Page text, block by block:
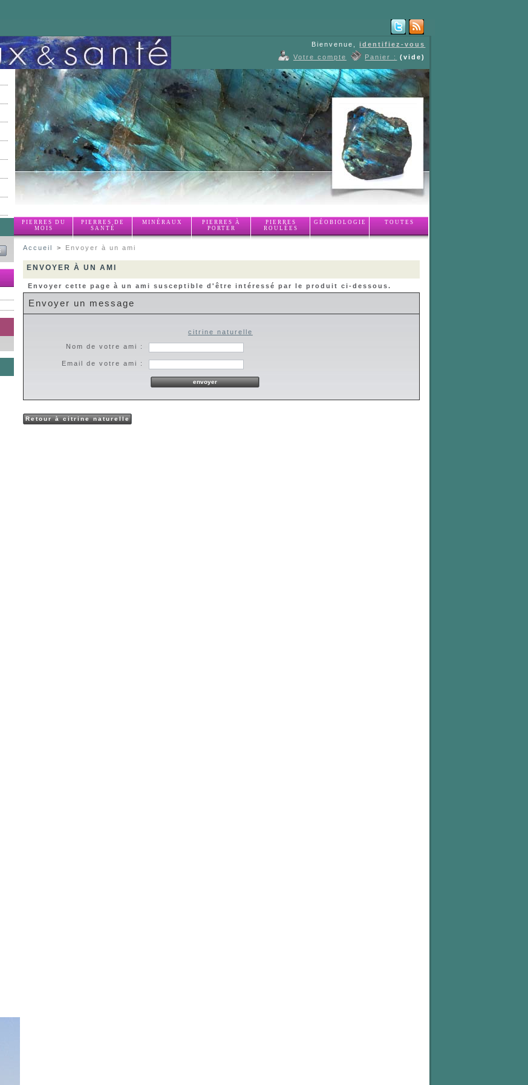
Bienvenue,identifiez-vous
Panier :
(vide)
Votre compte
PIERRES DU
MOIS
PIERRES DE
SANTÉ
MINÉRAUX
PIERRES À
PORTER
PIERRES
ROULÉES
GÉOBIOLOGIE TOUTES
Accueil > Envoyer à un ami
ENVOYER À UN AMI
Envoyer cette page à un ami susceptible d'être intéressé par le produit ci-dessous.
Envoyer un message
citrine naturelle
Nom de votre ami :
Email de votre ami :
Retour à citrine naturelle